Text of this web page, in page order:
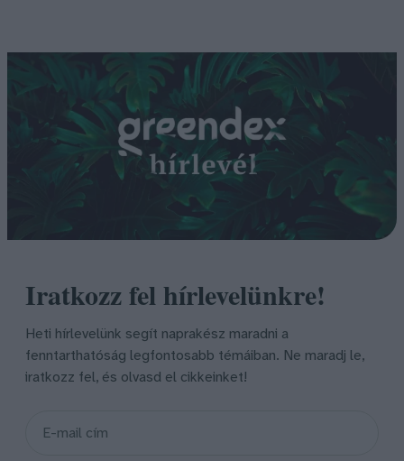
Iratkozz fel hírlevelünkre!
Heti hírlevelünk segít naprakész maradni a
fenntarthatóság legfontosabb témáiban. Ne maradj le,
iratkozz fel, és olvasd el cikkeinket!